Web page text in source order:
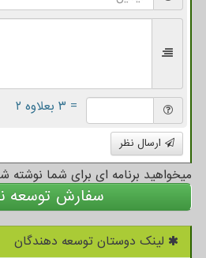
= ۳ بعلاوه ۲
ارسال نظر
میخواهید برنامه ای برای شما نوشته
سفارش توسعه
لینک دوستان توسعه دهندگان